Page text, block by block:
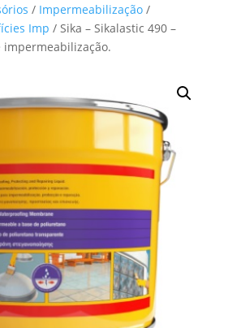
/ Impermeabilização /
Imp / Sika – Sikalastic 490 –